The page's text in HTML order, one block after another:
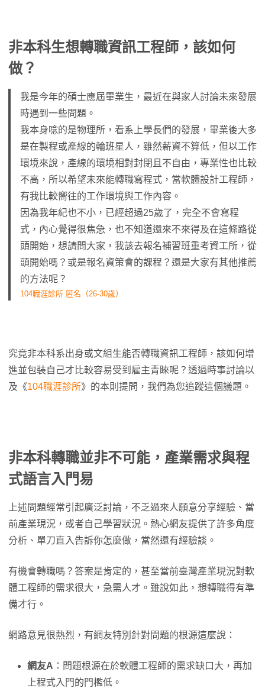
非本科生想轉職資訊工程師，該如何
做？
我是今年的碩士應屆畢業生，最近在與家人討論未來發展
時遇到一些問題。
我本身唸的是物理所，看系上學長們的發展，畢業後大多
是在製程或產線的輪班星人，雖然薪資不算低，但以工作
環境來說，產線的環境相對封閉且不自由，專業性也比較
不高，所以希望未來能轉職寫程式，當軟體設計工程師，
有我比較嚮往的工作環境與工作內容。
因為我年紀也不小，已經超過25歲了，完全不會寫程
式，內心覺得很焦急，也不知道還來不來得及在這條路從
頭開始，想請問大家，我該去報名補習班重考資工所，從
頭開始嗎？或是報名資策會的課程？還是大家有其他推薦
的方法呢？
104職涯診所 匿名（26-30歲）
究竟非本科系出身或文組生能否轉職資訊工程師，該如何增
進並包裝自己才比較容易受到雇主青睞呢？透過時事討論以
及《104職涯診所》的本則提問，我們為您追蹤這個議題。
非本科轉職並非不可能，產業需求與程
式語言入門易
上述問題經常引起廣泛討論，不乏過來人願意分享經驗、當
前產業現況，或者自己學習狀況。熱心網友提供了許多角度
分析、單刀直入告訴你怎麼做，當然還有經驗談。
有機會轉職嗎？答案是肯定的，甚至當前臺灣產業現況對軟
體工程師的需求很大，急需人才。雖說如此，想轉職得有準
備才行。
網路意見很熱烈，有網友特別針對問題的根源這麼說：
網友A ：問題根源在於軟體工程師的需求缺口大，再加
上程式入門的門檻低。